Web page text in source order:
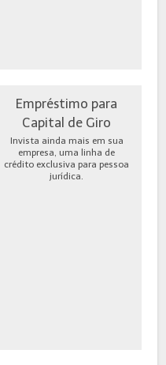
Empréstimo para
Capital de Giro
Invista ainda mais em sua
empresa, uma linha de
crédito exclusiva para pessoa
jurídica.